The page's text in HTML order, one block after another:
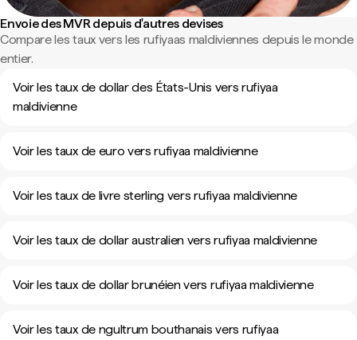
Envoie des MVR depuis d'autres devises
Compare les taux vers les rufiyaas maldiviennes depuis le monde
entier.
Voir les taux de dollar des États-Unis vers rufiyaa
maldivienne
Voir les taux de euro vers rufiyaa maldivienne
Voir les taux de livre sterling vers rufiyaa maldivienne
Voir les taux de dollar australien vers rufiyaa maldivienne
Voir les taux de dollar brunéien vers rufiyaa maldivienne
Voir les taux de ngultrum bouthanais vers rufiyaa